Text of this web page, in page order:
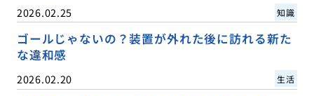
2026.02.25 知識
ゴールじゃないの？装置が外れた後に訪れる新た
な違和感
2026.02.20 生活